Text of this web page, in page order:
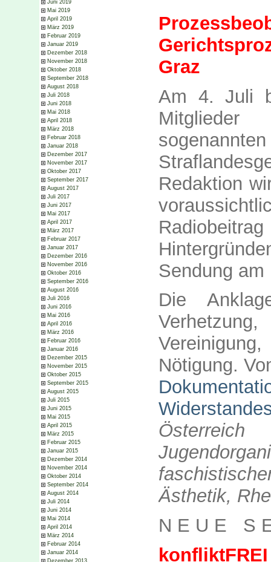
Juni 2019
Mai 2019
April 2019
März 2019
Februar 2019
Januar 2019
Dezember 2018
November 2018
Oktober 2018
September 2018
August 2018
Juli 2018
Juni 2018
Mai 2018
April 2018
März 2018
Februar 2018
Januar 2018
Dezember 2017
November 2017
Oktober 2017
September 2017
August 2017
Juli 2017
Juni 2017
Mai 2017
April 2017
März 2017
Februar 2017
Januar 2017
Dezember 2016
November 2016
Oktober 2016
September 2016
August 2016
Juli 2016
Juni 2016
Mai 2016
April 2016
März 2016
Februar 2016
Januar 2016
Dezember 2015
November 2015
Oktober 2015
September 2015
August 2015
Juli 2015
Juni 2015
Mai 2015
April 2015
März 2015
Februar 2015
Januar 2015
Dezember 2014
November 2014
Oktober 2014
September 2014
August 2014
Juli 2014
Juni 2014
Mai 2014
April 2014
März 2014
Februar 2014
Januar 2014
Dezember 2013
Graz
Am 4. Juli
Redaktion
Sendung
Die
Nötigung.
Österreich
Ästhetik,
N E U E S
konfliktFREI